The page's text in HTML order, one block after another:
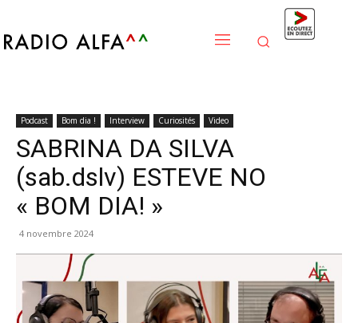
Podcast Bom dia ! Interview Curiosités Video
SABRINA DA SILVA
(sab.dslv) ESTEVE NO
« BOM DIA! »
4 novembre 2024